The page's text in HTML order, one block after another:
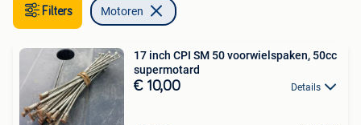
Filters Motoren
17 inch CPI SM 50 voorwielspaken, 50cc
supermotard
€ 10,00 Details